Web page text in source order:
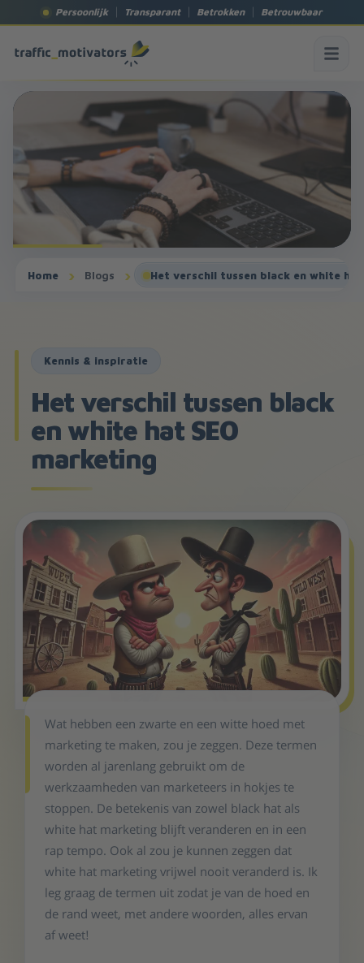
Persoonlijk Transparant Betrokken Betrouwbaar
Home Blogs Het verschil tussen black en white hat
Kennis & inspiratie
Het verschil tussen black
en white hat SEO
marketing
Wat hebben een zwarte en een witte hoed met
marketing te maken, zou je zeggen. Deze termen
worden al jarenlang gebruikt om de
werkzaamheden van marketeers in hokjes te
stoppen. De betekenis van zowel black hat als
white hat marketing blijft veranderen en in een
rap tempo. Ook al zou je kunnen zeggen dat
white hat marketing vrijwel nooit veranderd is. Ik
leg graag de termen uit zodat je van de hoed en
de rand weet, met andere woorden, alles ervan
af weet!